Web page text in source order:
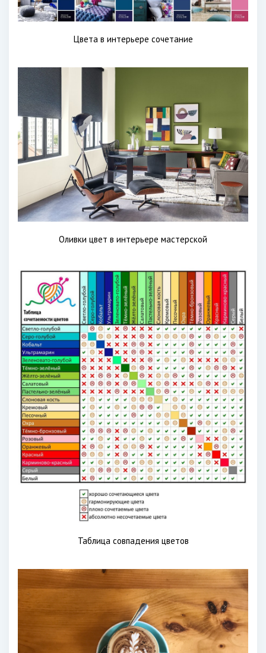
Цвета в интерьере сочетание
Оливки цвет в интерьере мастерской
Таблица совпадения цветов